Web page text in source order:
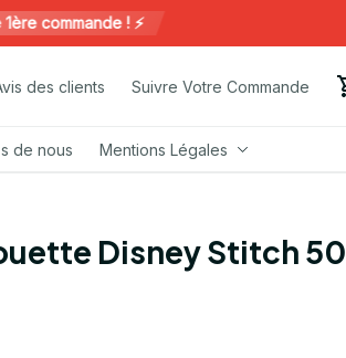
commande ! ⚡️
des clients Suivre Votre Commande
de nous Mentions Légales
Disney Stitch 50